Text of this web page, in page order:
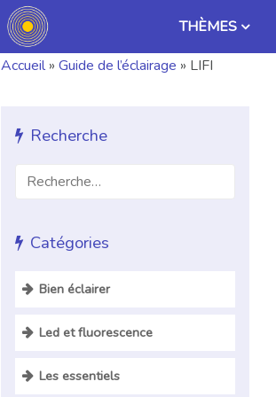
THÈMES
Accueil» Guide de l’éclairage » LIFI
Recherche
Catégories
Bien éclairer
CCTP pour luminaire LED
Led et fluorescence
Les essentiels